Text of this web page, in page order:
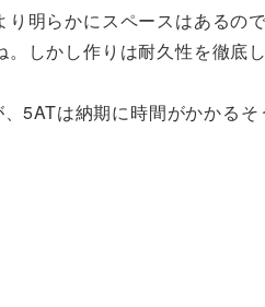
明らかにスペースはあるの
しかし作りは耐久性を徹底
5ATは納期に時間がかかるそ